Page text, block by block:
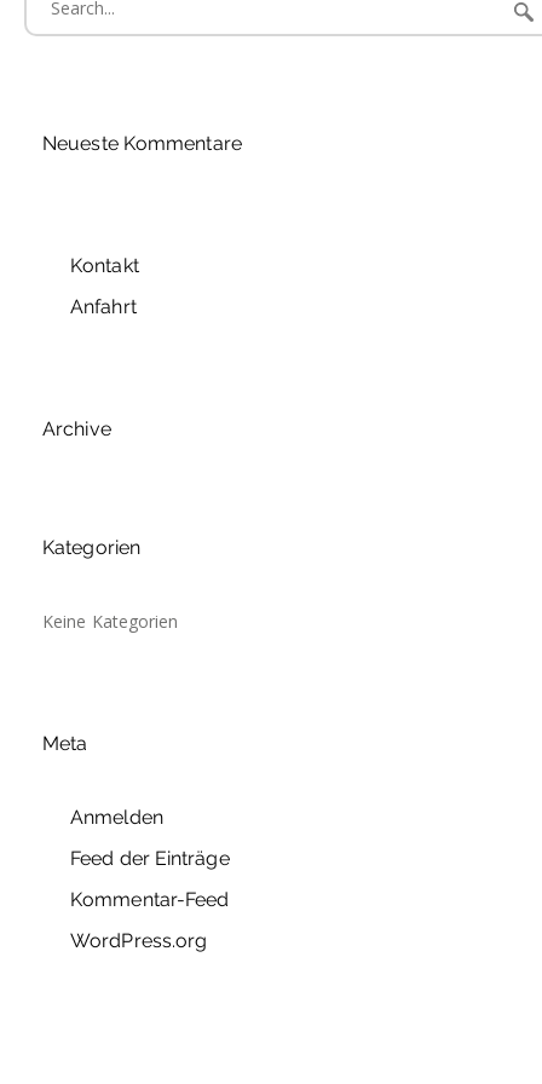
for:
Neueste Kommentare
Kontakt
Anfahrt
Archive
Kategorien
Keine Kategorien
Meta
Anmelden
Feed der Einträge
Kommentar-Feed
WordPress.org